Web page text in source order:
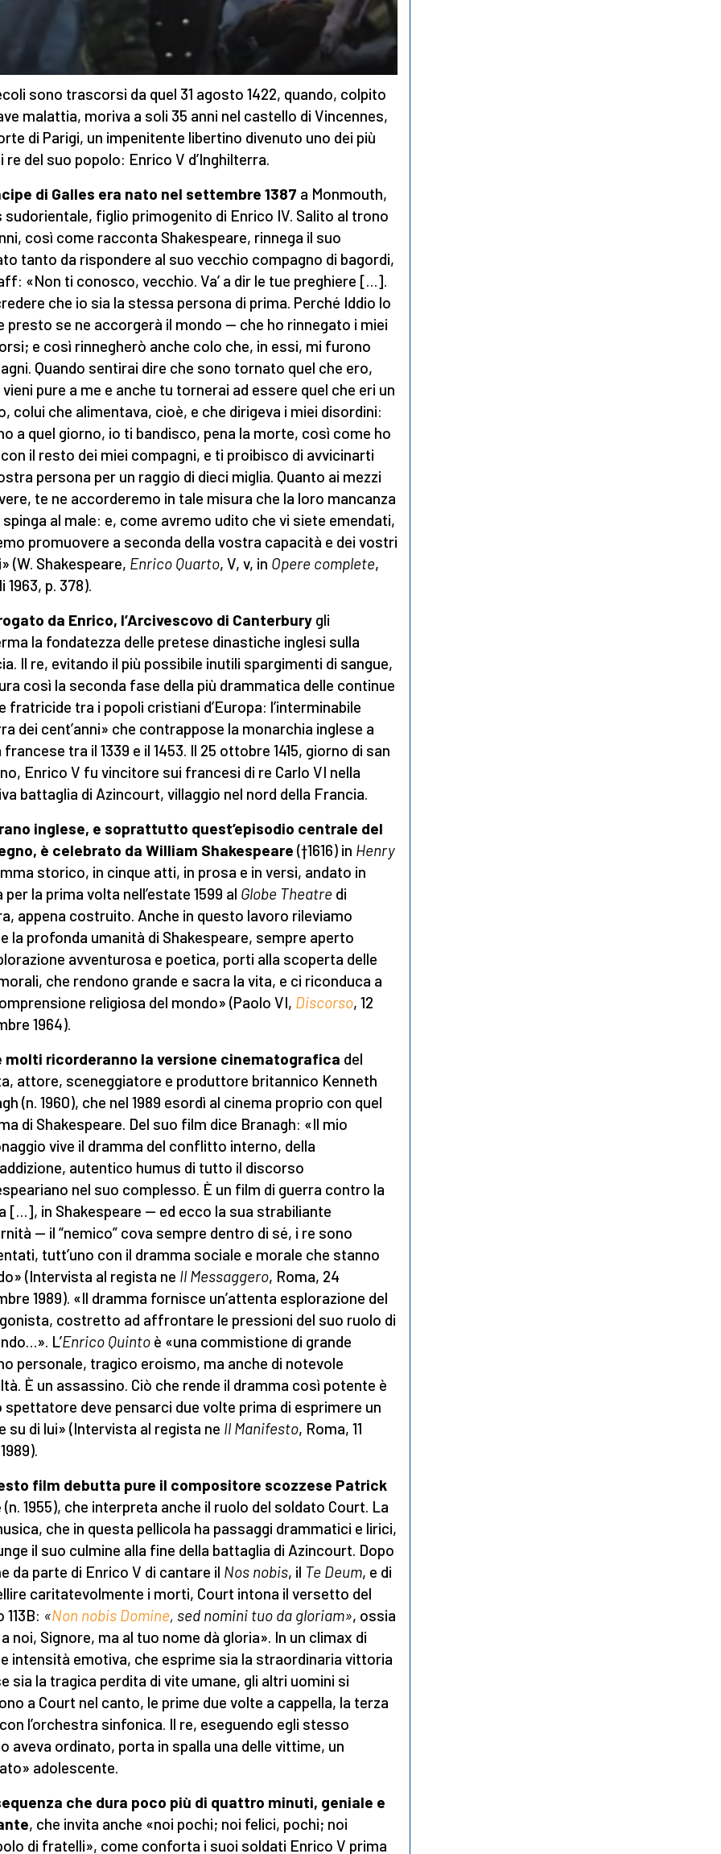
sono trascorsi da quel 31 agosto 1422, quando, colpito
malattia, moriva a soli 35 anni nel castello di Vincennes,
di Parigi, un impenitente libertino divenuto uno dei più
re del suo popolo: Enrico V d’Inghilterra.
di Galles era nato nel settembre 1387 a Monmouth,
sudorientale, figlio primogenito di Enrico IV. Salito al trono
così come racconta Shakespeare, rinnega il suo
tanto da rispondere al suo vecchio compagno di bagordi,
«Non ti conosco, vecchio. Va’ a dir le tue preghiere […].
che io sia la stessa persona di prima. Perché Iddio lo
presto se ne accorgerà il mondo — che ho rinnegato i miei
e così rinnegherò anche colo che, in essi, mi furono
Quando sentirai dire che sono tornato quel che ero,
pure a me e anche tu tornerai ad essere quel che eri un
colui che alimentava, cioè, e che dirigeva i miei disordini:
a quel giorno, io ti bandisco, pena la morte, così come ho
il resto dei miei compagni, e ti proibisco di avvicinarti
persona per un raggio di dieci miglia. Quanto ai mezzi
te ne accorderemo in tale misura che la loro mancanza
al male: e, come avremo udito che vi siete emendati,
promuovere a seconda della vostra capacità e dei vostri
(W. Shakespeare, Enrico Quarto, V, v, in Opere complete,
1963, p. 378).
da Enrico, l’Arcivescovo di Canterbury gli
la fondatezza delle pretese dinastiche inglesi sulla
Il re, evitando il più possibile inutili spargimenti di sangue,
così la seconda fase della più drammatica delle continue
fratricide tra i popoli cristiani d’Europa: l’interminabile
dei cent’anni» che contrappose la monarchia inglese a
francese tra il 1339 e il 1453. Il 25 ottobre 1415, giorno di san
Enrico V fu vincitore sui francesi di re Carlo VI nella
battaglia di Azincourt, villaggio nel nord della Francia.
inglese, e soprattutto quest’episodio centrale del
è celebrato da William Shakespeare (†1616) in Henry
storico, in cinque atti, in prosa e in versi, andato in
per la prima volta nell’estate 1599 al Globe Theatre di
appena costruito. Anche in questo lavoro rileviamo
la profonda umanità di Shakespeare, sempre aperto
avventurosa e poetica, porti alla scoperta delle
che rendono grande e sacra la vita, e ci riconduca a
religiosa del mondo» (Paolo VI, Discorso, 12
1964).
molti ricorderanno la versione cinematografica del
attore, sceneggiatore e produttore britannico Kenneth
(n. 1960), che nel 1989 esordì al cinema proprio con quel
di Shakespeare. Del suo film dice Branagh: «Il mio
vive il dramma del conflitto interno, della
autentico humus di tutto il discorso
nel suo complesso. È un film di guerra contro la
[…], in Shakespeare — ed ecco la sua strabiliante
— il “nemico” cova sempre dentro di sé, i re sono
tutt’uno con il dramma sociale e morale che stanno
(Intervista al regista ne Il Messaggero, Roma, 24
1989). «Il dramma fornisce un’attenta esplorazione del
costretto ad affrontare le pressioni del suo ruolo di
L’Enrico Quinto è «una commistione di grande
personale, tragico eroismo, ma anche di notevole
È un assassino. Ciò che rende il dramma così potente è
spettatore deve pensarci due volte prima di esprimere un
su di lui» (Intervista al regista ne Il Manifesto, Roma, 11
film debutta pure il compositore scozzese Patrick
(n. 1955), che interpreta anche il ruolo del soldato Court. La
che in questa pellicola ha passaggi drammatici e lirici,
il suo culmine alla fine della battaglia di Azincourt. Dopo
da parte di Enrico V di cantare il Nos nobis, il Te Deum, e di
caritatevolmente i morti, Court intona il versetto del
113B: «Non nobis Domine, sed nomini tuo da gloriam», ossia
noi, Signore, ma al tuo nome dà gloria». In un climax di
intensità emotiva, che esprime sia la straordinaria vittoria
sia la tragica perdita di vite umane, gli altri uomini si
a Court nel canto, le prime due volte a cappella, la terza
l’orchestra sinfonica. Il re, eseguendo egli stesso
aveva ordinato, porta in spalla una delle vittime, un
adolescente.
che dura poco più di quattro minuti, geniale e
, che invita anche «noi pochi; noi felici, pochi; noi
di fratelli», come conforta i suoi soldati Enrico V prima